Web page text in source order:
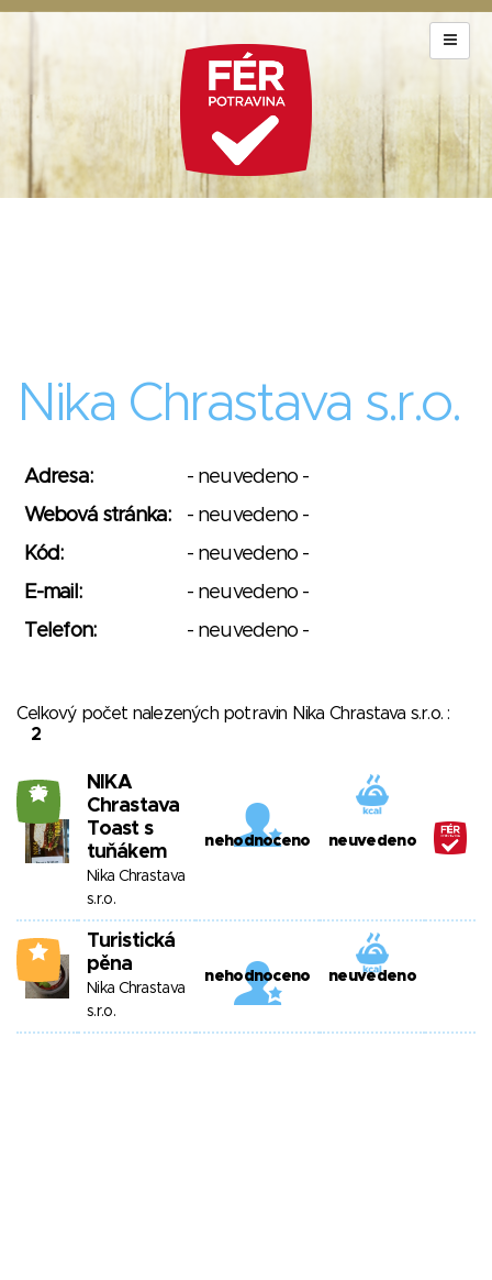
Nika Chrastava s.r.o.
Adresa:
- neuvedeno -
Webová stránka:
- neuvedeno -
Kód:
- neuvedeno -
E-mail:
- neuvedeno -
Telefon:
- neuvedeno -
Celkový počet nalezených potravin Nika Chrastava s.r.o. :
2
26
NIKA
Chrastava
Toast s
tuňákem
Nika Chrastava
s.r.o.
nehodnoceno neuvedeno
4
Turistická
pěna
Nika Chrastava
s.r.o.
nehodnoceno neuvedeno